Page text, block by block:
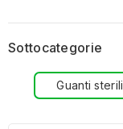
Sottocategorie
Guanti sterili